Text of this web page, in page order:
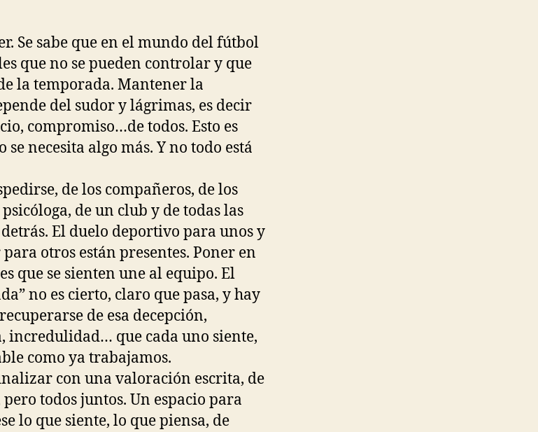
Se sabe que en el mundo del fútbol
que no se pueden controlar y que
la temporada. Mantener la
del sudor y lágrimas, es decir
compromiso…de todos. Esto es
necesita algo más. Y no todo está
de los compañeros, de los
de un club y de todas las
El duelo deportivo para unos y
otros están presentes. Poner en
que se sienten une al equipo. El
no es cierto, claro que pasa, y hay
de esa decepción,
incredulidad… que cada uno siente,
como ya trabajamos.
con una valoración escrita, de
todos juntos. Un espacio para
lo que siente, lo que piensa, de